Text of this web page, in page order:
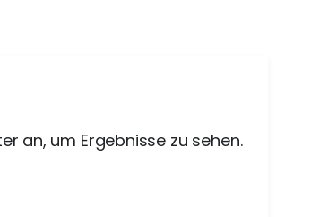
an, um Ergebnisse zu sehen.